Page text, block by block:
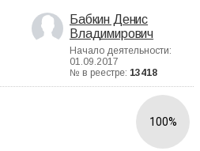
Бабкин Денис
Владимирович
Начало деятельности:
01.09.2017
№ в реестре: 13418
100%